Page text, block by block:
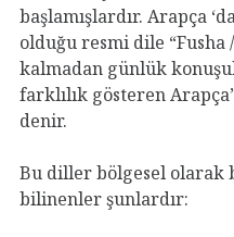
başlamışlardır. Arapça
olduğu resmi dile “Fusha
kalmadan günlük
farklılık gösteren
denir.
Bu diller bölgesel olarak
bilinenler şunlardır: